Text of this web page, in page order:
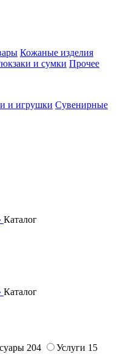
Кожаные изделия
и сумки Прочее
и игрушки Сувенирные
Каталог
Каталог
204 Услуги 15